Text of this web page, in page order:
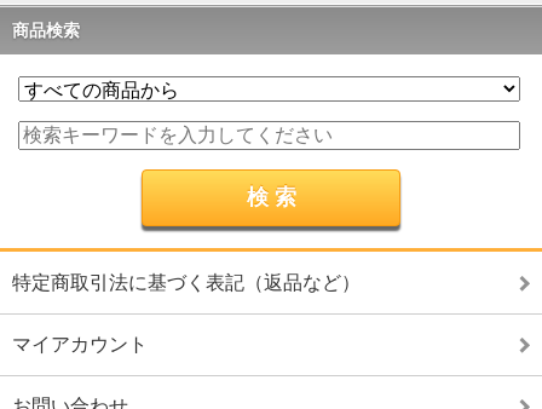
商品検索
特定商取引法に基づく表記（返品など）
マイアカウント